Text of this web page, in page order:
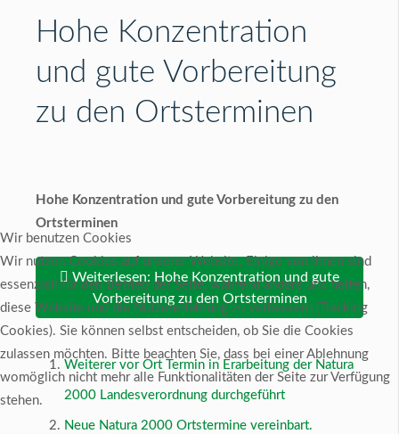
Hohe Konzentration
und gute Vorbereitung
zu den Ortsterminen
Hohe Konzentration und gute Vorbereitung zu den
Ortsterminen
Weiterlesen: Hohe Konzentration und gute
Vorbereitung zu den Ortsterminen
Weiterer vor Ort Termin in Erarbeitung der Natura
2000 Landesverordnung durchgeführt
Neue Natura 2000 Ortstermine vereinbart.
Wir benutzen Cookies
Wir nutzen Cookies auf unserer Website. Einige von ihnen sind
essenziell für den Betrieb der Seite, während andere uns helfen,
diese Website und die Nutzererfahrung zu verbessern (Tracking
Cookies). Sie können selbst entscheiden, ob Sie die Cookies
zulassen möchten. Bitte beachten Sie, dass bei einer Ablehnung
womöglich nicht mehr alle Funktionalitäten der Seite zur Verfügung
stehen.